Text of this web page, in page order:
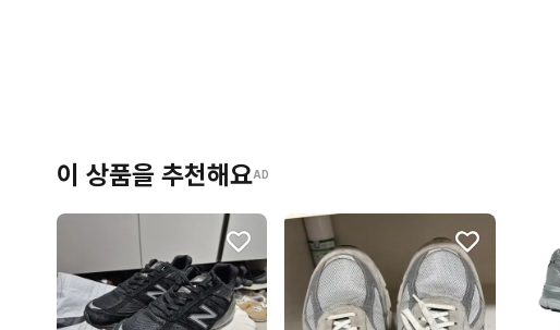
이 상품을 추천해요AD